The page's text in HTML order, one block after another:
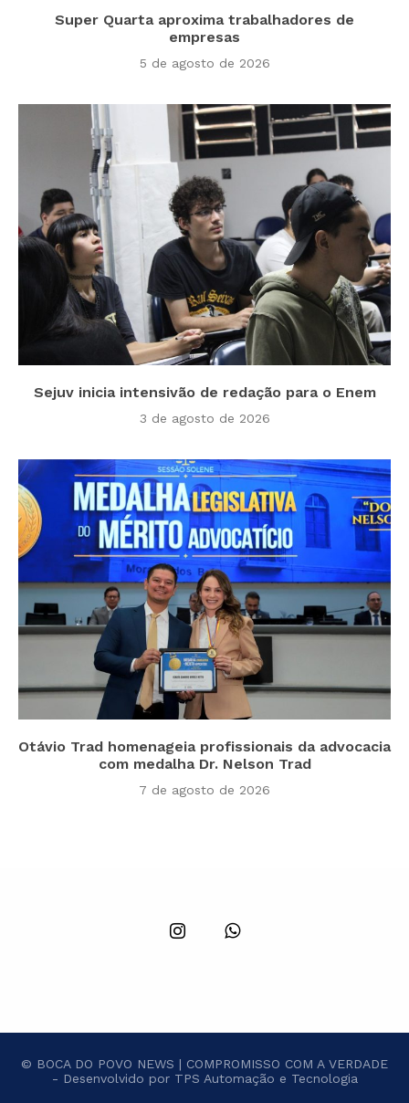
Super Quarta aproxima trabalhadores de
empresas
5 de agosto de 2026
Sejuv inicia intensivão de redação para o Enem
3 de agosto de 2026
Otávio Trad homenageia profissionais da advocacia
com medalha Dr. Nelson Trad
7 de agosto de 2026
© BOCA DO POVO NEWS | COMPROMISSO COM A VERDADE
- Desenvolvido por TPS Automação e Tecnologia